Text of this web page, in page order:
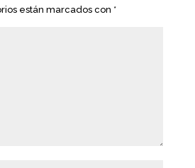
están marcados con *